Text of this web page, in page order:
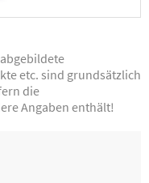
etc. sind grundsätzlich
die
Angaben enthält!